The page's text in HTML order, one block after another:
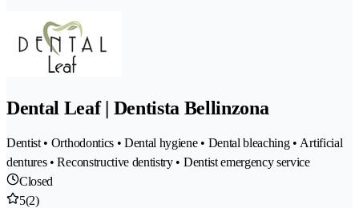
Dental Leaf | Dentista Bellinzona
Dentist • Orthodontics • Dental hygiene • Dental bleaching • Artificial
dentures • Reconstructive dentistry • Dentist emergency service
Closed
5(2)